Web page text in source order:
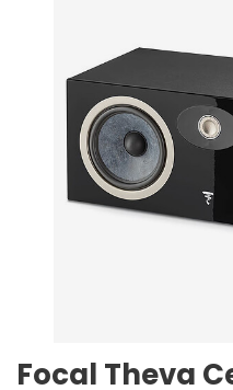
Focal Theva